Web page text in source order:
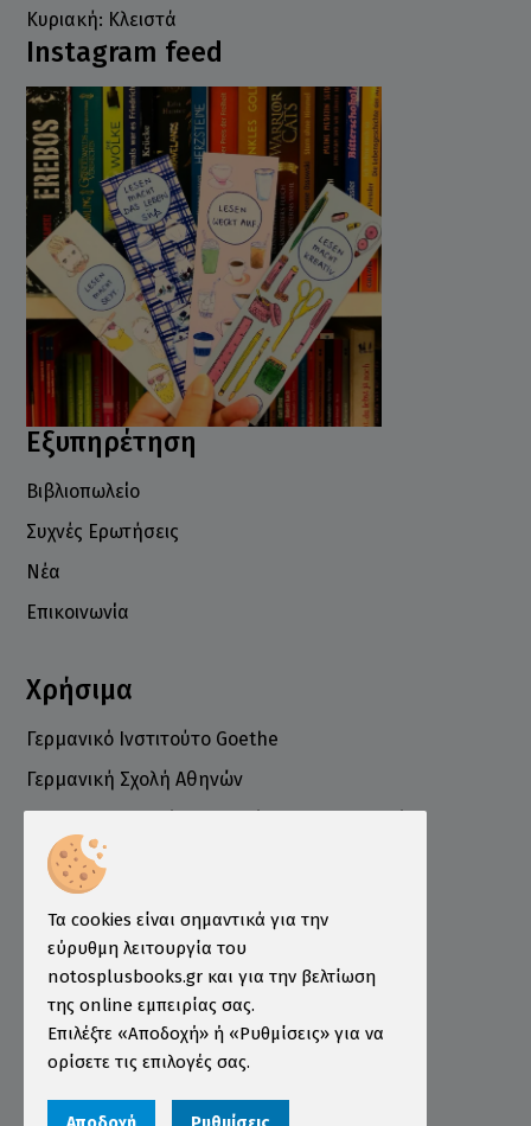
Κυριακή: Κλειστά
Instagram feed
Εξυπηρέτηση
Βιβλιοπωλείο
Συχνές Ερωτήσεις
Νέα
Επικοινωνία
Χρήσιμα
Γερμανικό Ινστιτούτο Goethe
Γερμανική Σχολή Αθηνών
Επιμελητήριο
Ινστιτούτο ÖSD Ελλάδας
Πληροφορίες
Τρόποι Παραγγελίας
Τρόποι Πληρωμής
Τρόποι Αποστολής
Τα cookies είναι σημαντικά για την
εύρυθμη λειτουργία του
notosplusbooks.gr και για την βελτίωση
της online εμπειρίας σας.
Επιλέξτε «Αποδοχή» ή «Ρυθμίσεις» για να
ορίσετε τις επιλογές σας.